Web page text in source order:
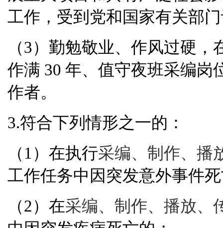
工作，受到党和国家有关部
（3）勤勉敬业、作风过硬，
作满 30 年、值守夜班采编岗
作者。
3.符合下列情形之一的：
（ 1 ）在执行采编、制作、播
工作任务中因突发意外事件
（2）在采编、制作、播放、